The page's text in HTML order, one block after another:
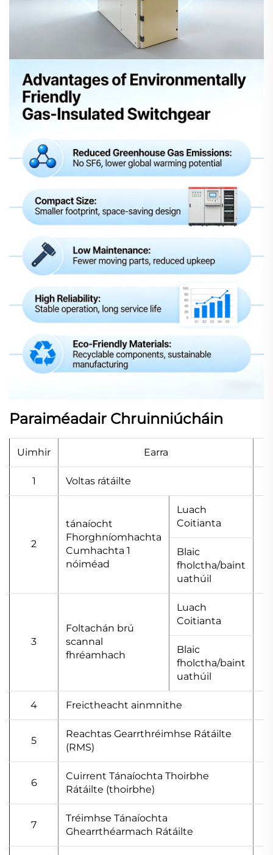
Paraiméadair Chruinniúcháin
Uimhir Earra
1 Voltas rátáilte
2
tánaíocht
Fhorghníomhachta
Cumhachta 1
nóiméad
Luach
Coitianta
Blaic
fholctha/baint
uathúil
3
Foltachán brú
scannal
fhréamhach
Luach
Coitianta
Blaic
fholctha/baint
uathúil
4 Freictheacht ainmnithe
5
Reachtas Gearrthréimhse Rátáilte
(RMS)
6
Cuirrent Tánaíochta Thoirbhe
Rátáilte (thoirbhe)
7
Tréimhse Tánaíochta
Ghearrthéarmach Rátáilte